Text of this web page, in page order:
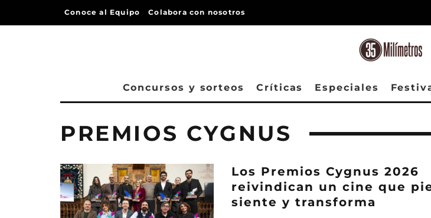
Conoce al Equipo Colabora con nosotros
Concursos y sorteos Críticas Especiales
PREMIOS CYGNUS
Los Premios Cygnus 2026
reivindican un cine que
siente y transforma